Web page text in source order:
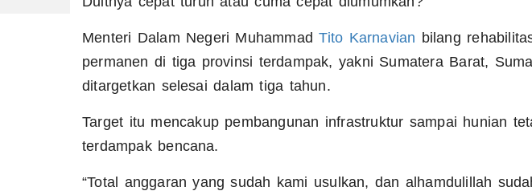
Menteri Dalam Negeri MuhammadTito Karnavian bilang
permanen di tiga provinsi terdampak, yakni Sumatera Barat,
ditargetkan selesai dalam tiga tahun.
Target itu mencakup pembangunan infrastruktur sampai hunian
terdampak bencana.
“Total anggaran yang sudah kami usulkan, dan alhamdulillah